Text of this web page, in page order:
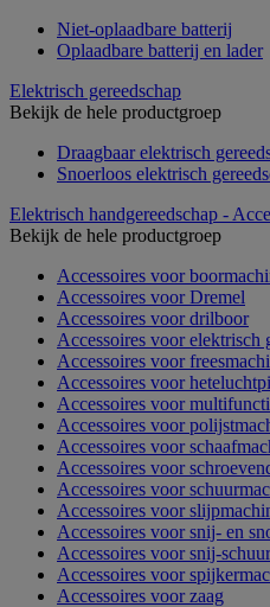
Niet-oplaadbare batterij
Oplaadbare batterij en lader
Elektrisch gereedschap
Bekijk de hele productgroep
Draagbaar elektrisch
Snoerloos elektrisch
Elektrisch handgereedschap -
Bekijk de hele productgroep
Accessoires voor
Accessoires voor Dremel
Accessoires voor drilboor
Accessoires voor elektrisch
Accessoires voor
Accessoires voor
Accessoires voor
Accessoires voor
Accessoires voor
Accessoires voor
Accessoires voor
Accessoires voor
Accessoires voor snij- en
Accessoires voor snij-
Accessoires voor
Accessoires voor zaag